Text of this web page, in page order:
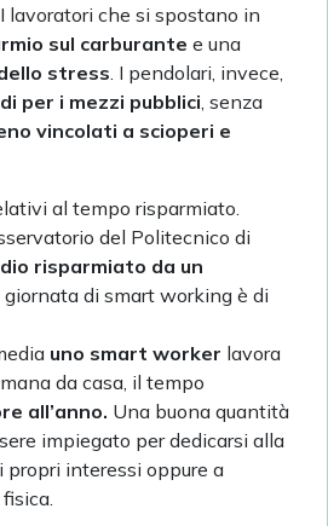
lavoratori che si spostano in
sul carburante e una
stress . I pendolari, invece,
per i mezzi pubblici , senza
vincolati a scioperi e
al tempo risparmiato.
del Politecnico di
risparmiato da un
giornata di smart working è di
uno smart worker lavora
da casa, il tempo
all’anno. Una buona quantità
impiegato per dedicarsi alla
propri interessi oppure a